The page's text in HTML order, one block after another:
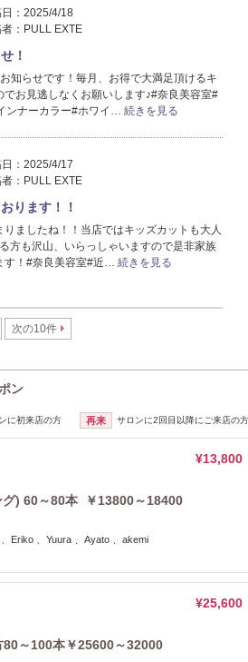
： 2025/4/18
： PULL EXTE
！
知らせです！毎月、お得で大満足頂けるキ
でお見逃しなくお願いします♪#奈良美容室#
ンナーカラー#ホワイ… 続きを見る
： 2025/4/17
： PULL EXTE
ります！！
りましたね！！当店ではキッズカットも大人
方も沢山、いらっしゃいますので是非家族
す！#奈良美容室#近… 続きを見る
次の10件
ン
に初来店の方 再来 サロンに2回目以降にご来店の方
¥13,800
) 60～80本 ￥13800～18400
Eriko 、Yuura 、Ayato 、akemi
¥25,600
～100本￥25600～32000